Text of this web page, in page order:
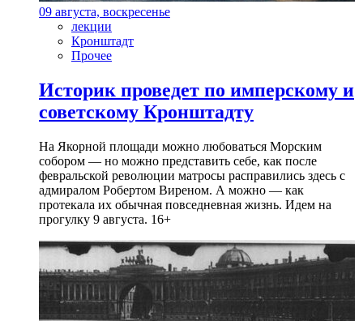
09 августа, воскресенье
лекции
Кронштадт
Прочее
Историк проведет по имперскому и
советскому Кронштадту
На Якорной площади можно любоваться Морским
собором — но можно представить себе, как после
февральской революции матросы расправились здесь с
адмиралом Робертом Виреном. А можно — как
протекала их обычная повседневная жизнь. Идем на
прогулку 9 августа. 16+